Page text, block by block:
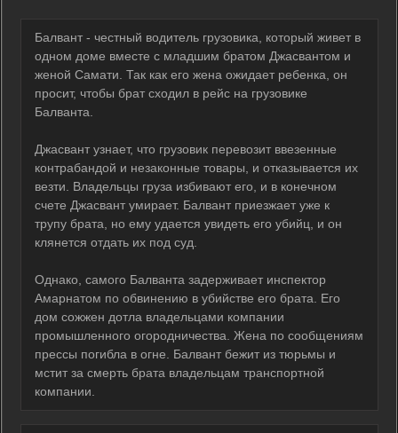
Балвант - честный водитель грузовика, который живет в
одном доме вместе с младшим братом Джасвантом и
женой Самати. Так как его жена ожидает ребенка, он
просит, чтобы брат сходил в рейс на грузовике
Балванта.
Джасвант узнает, что грузовик перевозит ввезенные
контрабандой и незаконные товары, и отказывается их
везти. Владельцы груза избивают его, и в конечном
счете Джасвант умирает. Балвант приезжает уже к
трупу брата, но ему удается увидеть его убийц, и он
клянется отдать их под суд.
Однако, самого Балванта задерживает инспектор
Амарнатом по обвинению в убийстве его брата. Его
дом сожжен дотла владельцами компании
промышленного огородничества. Жена по сообщениям
прессы погибла в огне. Балвант бежит из тюрьмы и
мстит за смерть брата владельцам транспортной
компании.